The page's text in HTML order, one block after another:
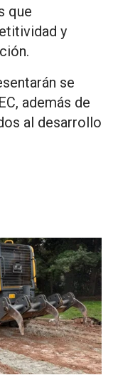
que
y
se
además de
al desarrollo